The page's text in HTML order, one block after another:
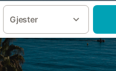
Gjester